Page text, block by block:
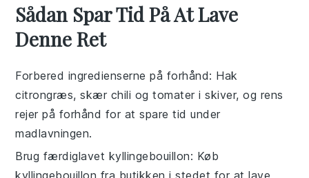
Sådan Spar Tid På At Lave
Denne Ret
Forbered ingredienserne på forhånd: Hak
citrongræs, skær chili ogtomater i skiver, og rens
rejer på forhånd for at spare tid under
madlavningen.
Brug færdiglavet kyllingebouillon: Køb
kyllingebouillon fra butikken i stedet for at lave